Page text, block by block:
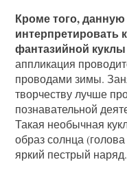
Кроме того,
интерпретировать
фантазийной
аппликация
проводами зимы.
творчеству лучше
познавательной
Такая необычная
образ солнца
яркий пестрый наряд.